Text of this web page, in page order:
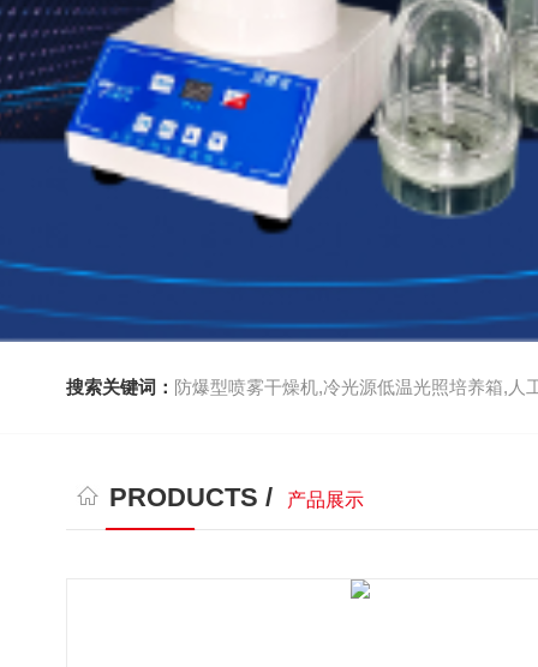
搜索关键词： 防爆型喷雾干燥机,冷光源低温光照培养箱,人
PRODUCTS / 产品展示